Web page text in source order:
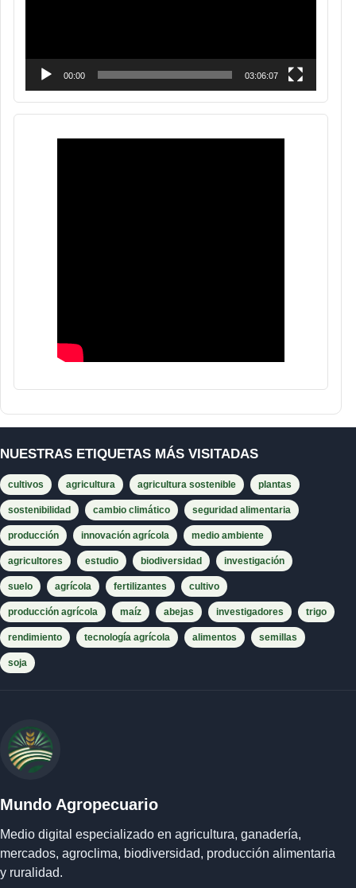
00:00 03:06:07
NUESTRAS ETIQUETAS MÁS VISITADAS
cultivos agricultura agricultura sostenible plantas
sostenibilidad cambio climático seguridad alimentaria
producción innovación agrícola medio ambiente
agricultores estudio biodiversidad investigación
suelo agrícola fertilizantes cultivo
producción agrícola maíz abejas investigadores trigo
rendimiento tecnología agrícola alimentos semillas
soja
Mundo Agropecuario
Medio digital especializado en agricultura, ganadería,
mercados, agroclima, biodiversidad, producción alimentaria
y ruralidad.